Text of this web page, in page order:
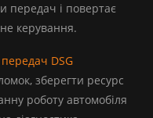
передач і повертає
керування.
DSG
зберегти ресурс
роботу автомобіля